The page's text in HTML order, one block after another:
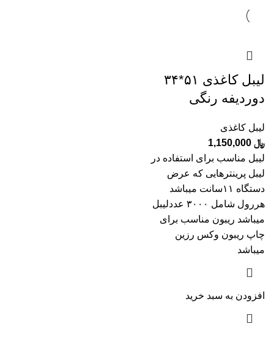
لیبل کاغذی ۵۱*۳۴
دوردیفه رنگی
لیبل کاغذی
﷼
لیبل مناسب برای استفاده در
لیبل پرینترهایی که عرض
دستگاه ۱۱سانت میباشد
هررول شامل ۳۰۰۰ عددلیبل
میباشد ریبون مناسب برای
چاپ ریبون وکس رزین
میباشد
افزودن به سبد خرید